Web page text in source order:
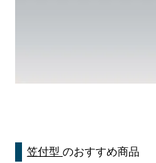
笠付型のおすすめ商品